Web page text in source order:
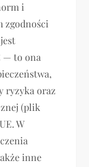
i
zgodności
— to ona
ryzyka oraz
(plik
W
inne